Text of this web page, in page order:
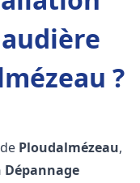
?
Ploudalmézeau,